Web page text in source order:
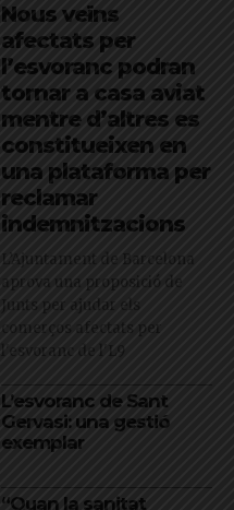
Nous veïns
afectats per
l’esvoranc podran
tornar a casa aviat
mentre d’altres es
constitueixen en
una plataforma per
reclamar
indemnitzacions
L’Ajuntament de Barcelona
aprova una proposició de
Junts per ajudar els
comerços afectats per
l'esvoranc de l'L9
L’esvoranc de Sant
Gervasi: una gestió
exemplar
“Quan la sanitat